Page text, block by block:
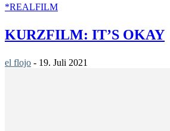
*REALFILM
KURZFILM: IT’S OKAY
el flojo - 19. Juli 2021